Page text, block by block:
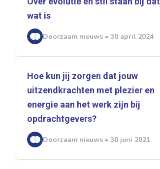
wat is
Doorzaam nieuws • 30 april 2024
Hoe kun jij zorgen dat jouw
uitzendkrachten met plezier en
energie aan het werk zijn bij
opdrachtgevers?
Doorzaam nieuws • 30 juni 2021